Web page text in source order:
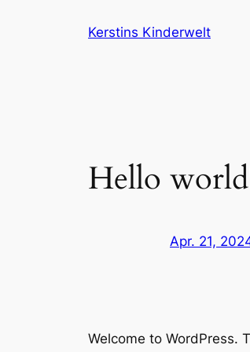
Kerstins Kinderwelt
Hello
Apr. 21,
Welcome to WordPress.